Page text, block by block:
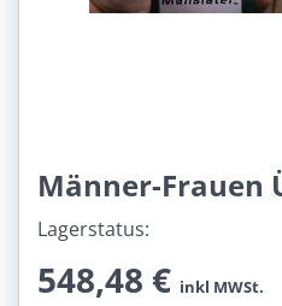
Männer-Frauen
Lagerstatus:
548,48 € inkl MWSt.